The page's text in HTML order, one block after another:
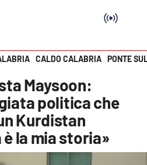
CALDO CALABRIA PONTE
Maysoon:
politica che
Kurdistan
la mia storia»